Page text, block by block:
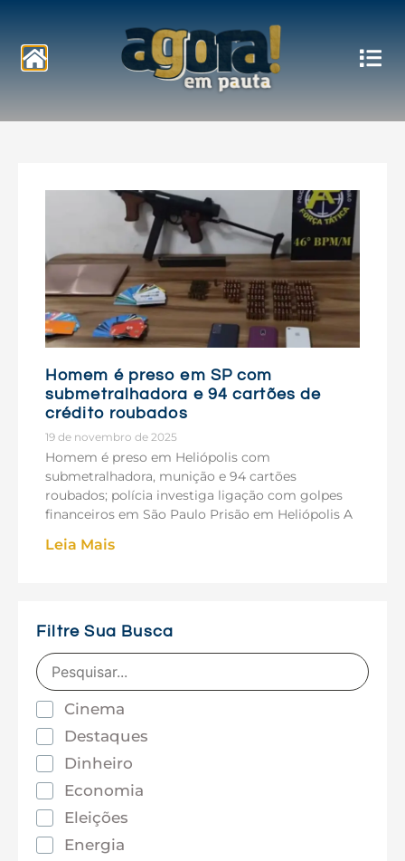
Notícias
Homem é preso em SP com
submetralhadora e 94 cartões de
crédito roubados
19 de novembro de 2025
Homem é preso em Heliópolis com
submetralhadora, munição e 94 cartões
roubados; polícia investiga ligação com golpes
financeiros em São Paulo Prisão em Heliópolis A
Leia Mais
Filtre Sua Busca
Cinema
Destaques
Dinheiro
Economia
Eleições
Energia